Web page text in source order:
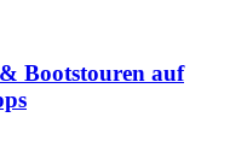
Bootstouren auf